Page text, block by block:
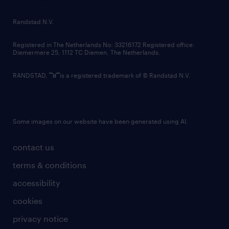
randstad innovation fund
country websites
contact us
terms & conditions
accessibility
cookies
privacy notice
Randstad N.V.
Registered in The Netherlands No: 33216172 Registered office:
Diemermere 25, 1112 TC Diemen, The Netherlands.
RANDSTAD, is a registered trademark of © Randstad N.V.
Some images on our website have been generated using AI.